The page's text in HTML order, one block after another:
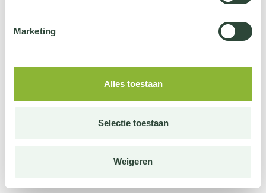
Marketing
Alles toestaan
Selectie toestaan
Weigeren